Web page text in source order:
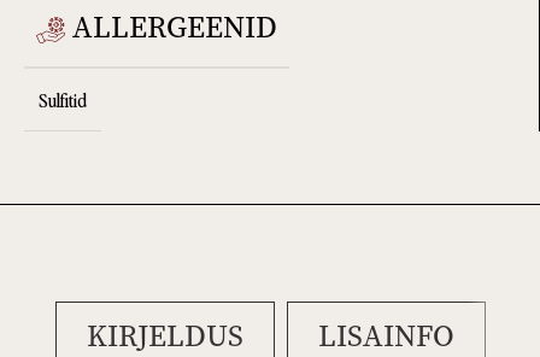
ALLERGEENID
Sulfitid
KIRJELDUS LISAINFO